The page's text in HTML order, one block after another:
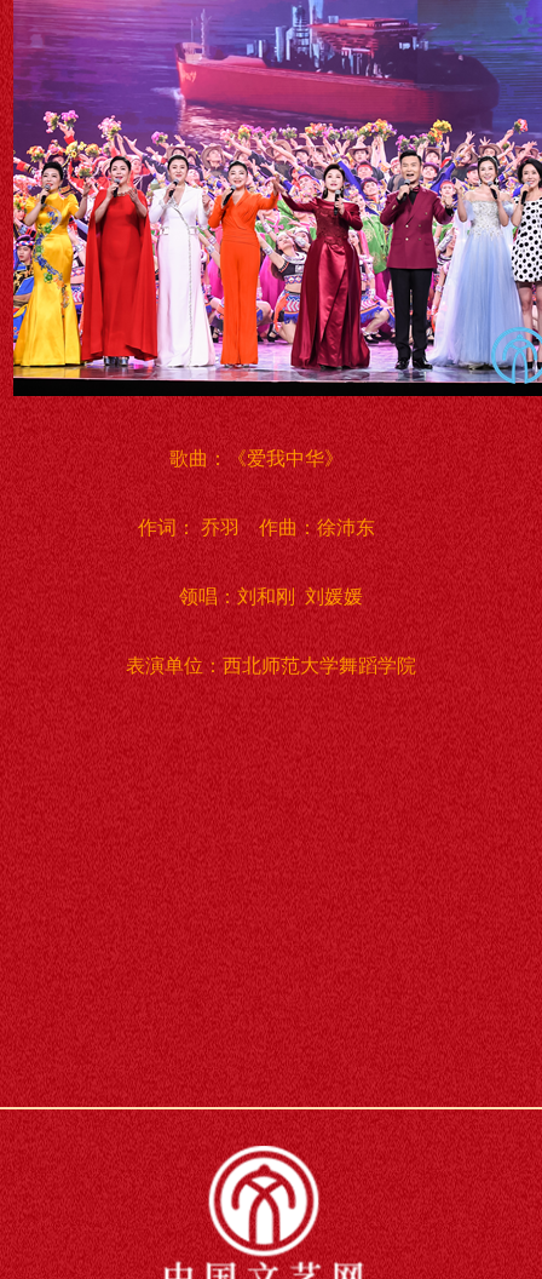
歌曲：《爱我中华》
作词： 乔羽 作曲：徐沛东
领唱：刘和刚 刘媛媛
表演单位：西北师范大学舞蹈学院